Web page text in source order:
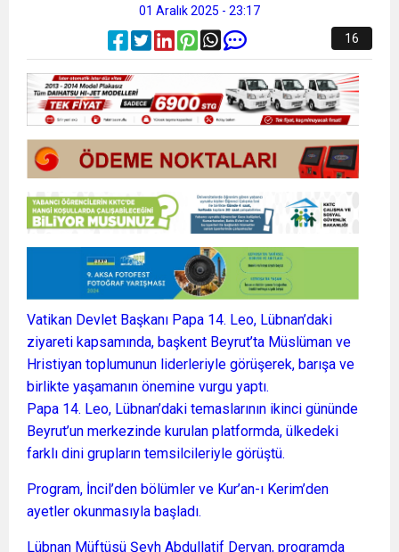
01 Aralık 2025 - 23:17
16
Vatikan Devlet Başkanı Papa 14. Leo, Lübnan’daki
ziyareti kapsamında, başkent Beyrut’ta Müslüman ve
Hristiyan toplumunun liderleriyle görüşerek, barışa ve
birlikte yaşamanın önemine vurgu yaptı.
Papa 14. Leo, Lübnan’daki temaslarının ikinci gününde
Beyrut’un merkezinde kurulan platformda, ülkedeki
farklı dini grupların temsilcileriyle görüştü.
Program, İncil’den bölümler ve Kur’an-ı Kerim’den
ayetler okunmasıyla başladı.
Lübnan Müftüsü Şeyh Abdullatif Deryan, programda